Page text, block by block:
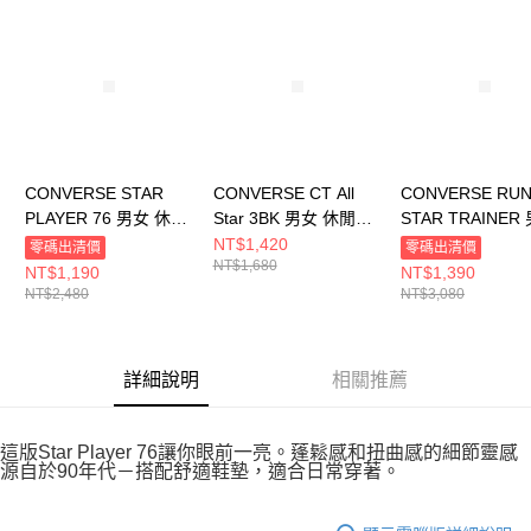
CONVERSE STAR
PLAYER 76 男女 休閒
鞋 A12592C
零碼出清價
NT$1,190
NT$2,480
CONVERSE CT All
Star 3BK 男女 休閒鞋
M5039C
NT$1,420
NT$1,680
CONVERSE RUN
STAR TRAINER
休閒鞋 A11505C
零碼出清價
NT$1,390
NT$3,080
詳細說明 相關推薦
這版Star Player 76讓你眼前一亮。蓬鬆感和扭曲感的細節靈感
源自於90年代－搭配舒適鞋墊，適合日常穿著。